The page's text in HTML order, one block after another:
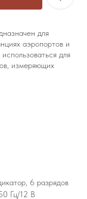
для
аэропортов и
для
измеряющих
6 разрядов
Гц/12 В